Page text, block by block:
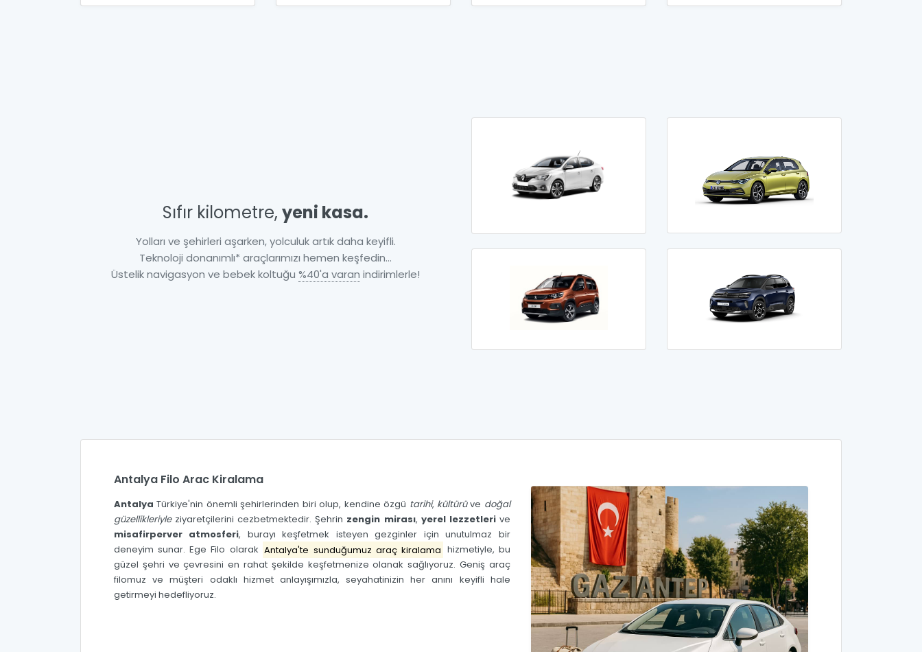
Sıfır kilometre, yeni kasa.
Yolları ve şehirleri aşarken, yolculuk artık daha keyifli.
Teknoloji donanımlı* araçlarımızı hemen keşfedin...
Üstelik navigasyon ve bebek koltuğu %40'a varan indirimlerle!
Antalya Filo Arac Kiralama
Antalya Türkiye'nin önemli şehirlerinden biri olup, kendine özgü tarihi, kültürüve doğal
güzellikleriyleziyaretçilerini cezbetmektedir. Şehrin zengin mirası, yerel lezzetlerive
misafirperver atmosferi, burayı keşfetmek isteyen gezginler için unutulmaz bir
deneyim sunar.Ege Filo olarak Antalya'te sunduğumuz araç kiralama hizmetiyle, bu
güzel şehri ve çevresini en rahat şekilde keşfetmenize olanak sağlıyoruz. Geniş araç
filomuz ve müşteri odaklı hizmet anlayışımızla, seyahatinizin her anını keyifli hale
getirmeyi hedefliyoruz.